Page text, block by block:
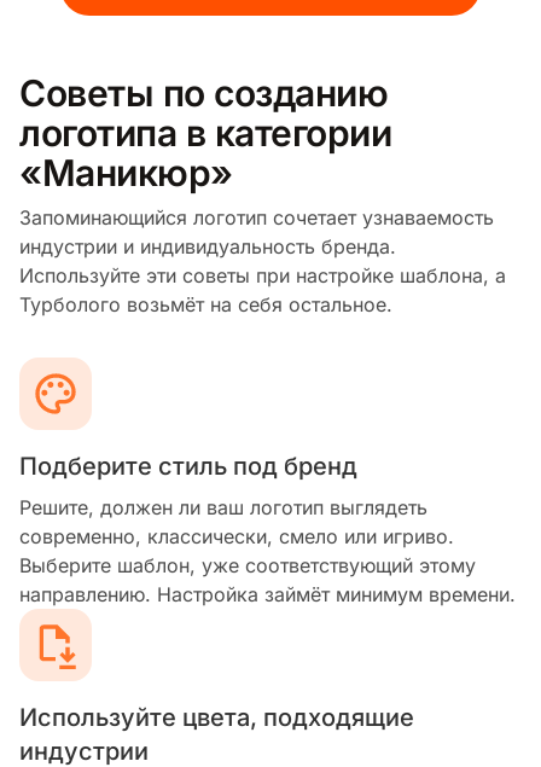
Советы по созданию
логотипа в категории
«Маникюр»
Запоминающийся логотип сочетает узнаваемость
индустрии и индивидуальность бренда.
Используйте эти советы при настройке шаблона, а
Турболого возьмёт на себя остальное.
Подберите стиль под бренд
Решите, должен ли ваш логотип выглядеть
современно, классически, смело или игриво.
Выберите шаблон, уже соответствующий этому
направлению. Настройка займёт минимум времени.
Используйте цвета, подходящие
индустрии